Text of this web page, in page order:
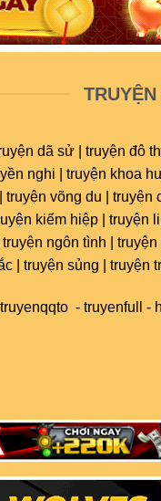
dã sử | truyện đô
nghi | truyện khoa
truyện võng du |
kiếm hiệp | truyện
ngôn tình |
| truyện sủng | truyện
truyenqqto - truyenfull -